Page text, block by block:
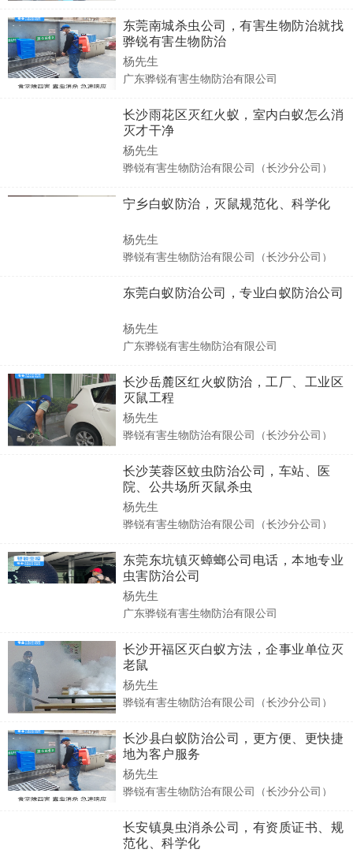
东莞南城杀虫公司，有害生物防治就找
骅锐有害生物防治
杨先生
广东骅锐有害生物防治有限公司
长沙雨花区灭红火蚁，室内白蚁怎么消
灭才干净
杨先生
骅锐有害生物防治有限公司（长沙分公司）
宁乡白蚁防治，灭鼠规范化、科学化
杨先生
骅锐有害生物防治有限公司（长沙分公司）
东莞白蚁防治公司，专业白蚁防治公司
杨先生
广东骅锐有害生物防治有限公司
长沙岳麓区红火蚁防治，工厂、工业区
灭鼠工程
杨先生
骅锐有害生物防治有限公司（长沙分公司）
长沙芙蓉区蚊虫防治公司，车站、医
院、公共场所灭鼠杀虫
杨先生
骅锐有害生物防治有限公司（长沙分公司）
东莞东坑镇灭蟑螂公司电话，本地专业
虫害防治公司
杨先生
广东骅锐有害生物防治有限公司
长沙开福区灭白蚁方法，企事业单位灭
老鼠
杨先生
骅锐有害生物防治有限公司（长沙分公司）
长沙县白蚁防治公司，更方便、更快捷
地为客户服务
杨先生
骅锐有害生物防治有限公司（长沙分公司）
长安镇臭虫消杀公司，有资质证书、规
范化、科学化